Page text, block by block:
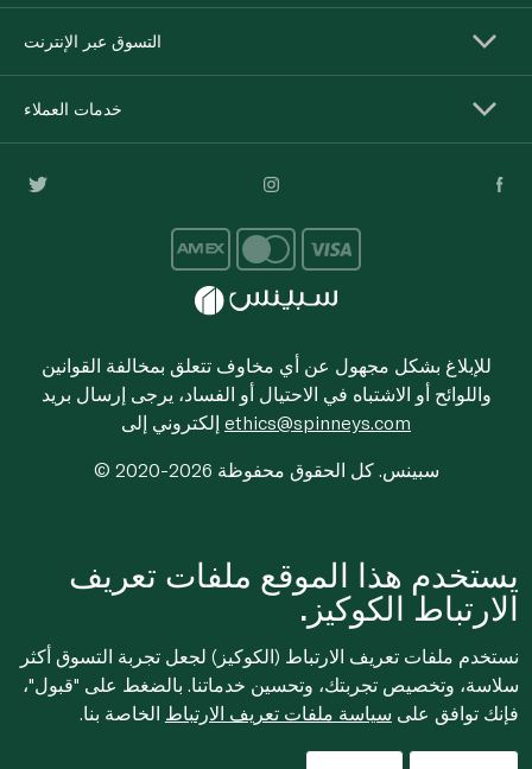
التسوق عبر الإنترنت
خدمات العملاء
للإبلاغ بشكل مجهول عن أي مخاوف تتعلق بمخالفة القوانين
واللوائح أو الاشتباه في الاحتيال أو الفساد، يرجى إرسال بريد
ethics@spinneys.com
© 2020-2026 سبينس. كل الحقوق محفوظة
يستخدم هذا الموقع ملفات تعريف
الارتباط الكوكيز.
نستخدم ملفات تعريف الارتباط (الكوكيز) لجعل تجربة التسوق أكثر
سلاسة، وتخصيص تجربتك، وتحسين خدماتنا. بالضغط على "قبول"،
فإنك توافق على سياسة ملفات تعريف الارتباط الخاصة بنا.